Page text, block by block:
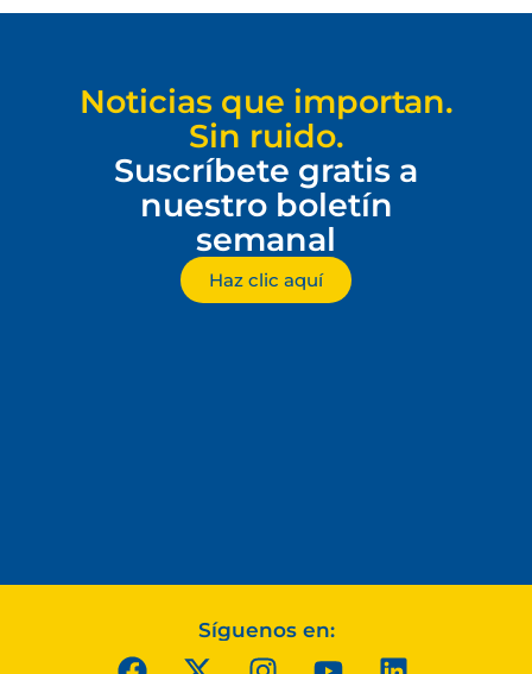
Noticias que importan.
Sin ruido.
Suscríbete gratis a
nuestro boletín
semanal
Haz clic aquí
Síguenos en: